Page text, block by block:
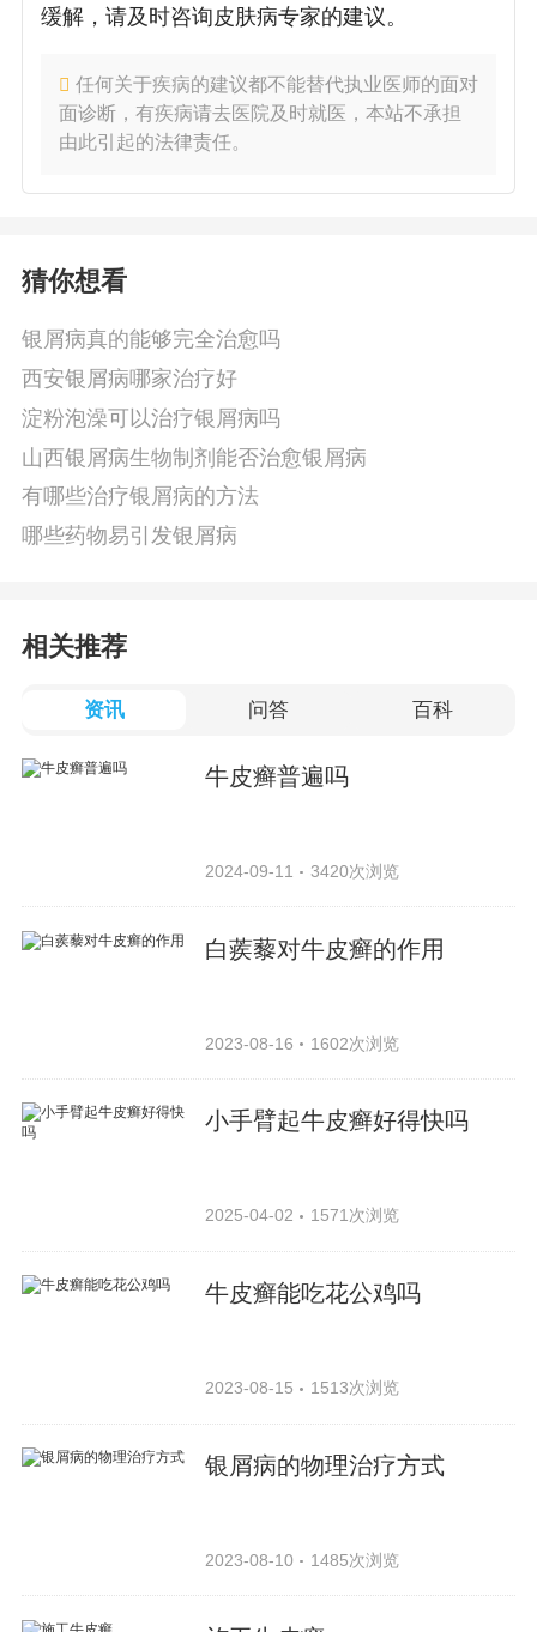
缓解，请及时咨询皮肤病专家的建议。
任何关于疾病的建议都不能替代执业医师的面对
面诊断，有疾病请去医院及时就医，本站不承担
由此引起的法律责任。
猜你想看
银屑病真的能够完全治愈吗
西安银屑病哪家治疗好
淀粉泡澡可以治疗银屑病吗
山西银屑病生物制剂能否治愈银屑病
有哪些治疗银屑病的方法
哪些药物易引发银屑病
相关推荐
资讯 问答 百科
牛皮癣普遍吗
2024-09-11 3420次浏览
白蒺藜对牛皮癣的作用
2023-08-16 1602次浏览
小手臂起牛皮癣好得快吗
2025-04-02 1571次浏览
牛皮癣能吃花公鸡吗
2023-08-15 1513次浏览
银屑病的物理治疗方式
2023-08-10 1485次浏览